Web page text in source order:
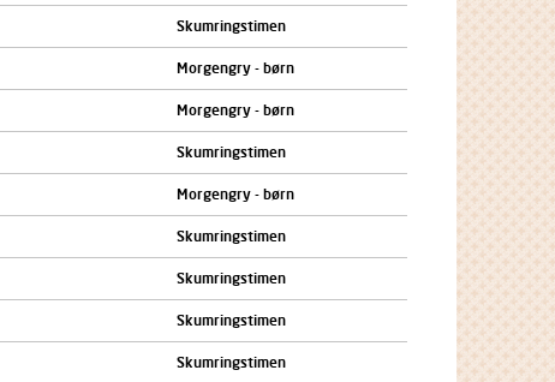
Skumringstimen
Morgengry - børn
Morgengry - børn
Skumringstimen
Morgengry - børn
Skumringstimen
Skumringstimen
Skumringstimen
Skumringstimen